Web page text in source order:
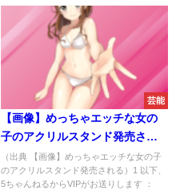
芸能
【画像】めっちゃエッチな女の
子のアクリルスタンド発売され
る
（出典 【画像】めっちゃエッチな女の子
のアクリルスタンド発売される）1 以下、
5ちゃんねるからVIPがお送りします ：